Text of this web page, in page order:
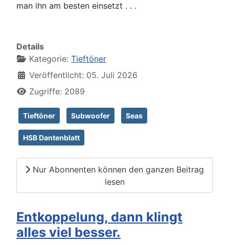
man ihn am besten einsetzt . . .
Details
Kategorie: Tieftöner
Veröffentlicht: 05. Juli 2026
Zugriffe: 2089
Tieftöner Subwoofer Seas
HSB Dantenblatt
Nur Abonnenten können den ganzen Beitrag
lesen
Entkoppelung, dann klingt
alles viel besser.